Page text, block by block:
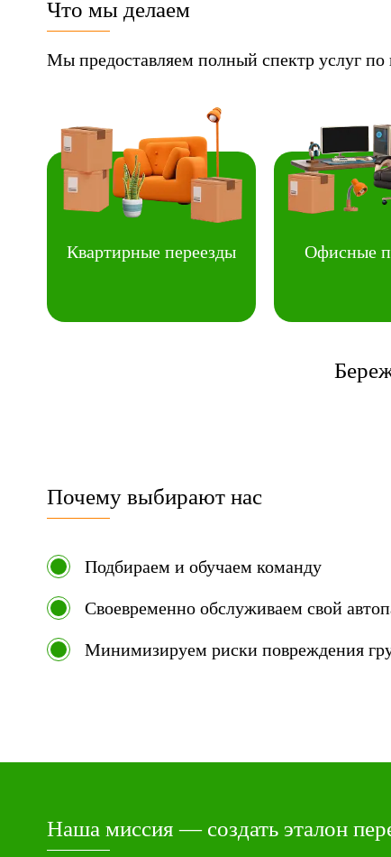
Что мы делаем
Мы предоставляем полный спектр услуг
Квартирные переезды Офисные
Почему выбирают нас
Подбираем и обучаем команду
Своевременно обслуживаем свой
Минимизируем риски повреждения
Наша миссия — создать эталон